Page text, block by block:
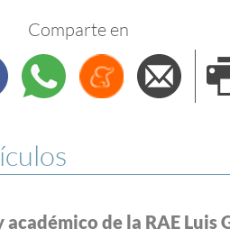
Comparte en
WhatsappMenéame
de la RAE Luis